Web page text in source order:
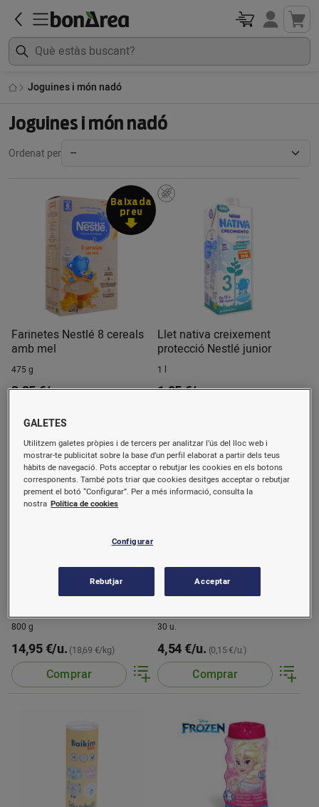
Joguines i món nadó
Joguines i món nadó
Ordenat per
Baixada
preu
Farinetes Nestlé 8 cereals
amb mel
475 g
3,35 €/u.(7,05 €/kg)
Comprar
Llet nativa creixement
protecció Nestlé junior
1 l
1,95 €/u.(1,95 €/l)
Llet inici Nidina 1 prèmium
800 g
14,95 €/u. (18,69 €/kg)
Comprar
Bolquer T/1 Nunex
30 u.
4,54 €/u. (0,15 €/u.)
Comprar
GALETES
Utilitzem galetes pròpies i de tercers per analitzar l’ús del lloc web i
mostrar-te publicitat sobre la base d’un perfil elaborat a partir dels teus
hàbits de navegació. Pots acceptar o rebutjar les cookies en els botons
corresponents. També pots triar que cookies desitges acceptar o rebutjar
prement el botó “Configurar”. Per a més informació, consulta la
nostra Política de cookies
Configurar
Rebutjar Acceptar